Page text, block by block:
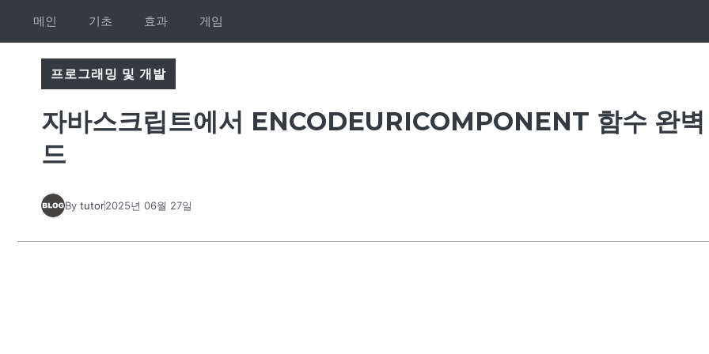
메인 기초 효과 게임
프로그래밍 및 개발
자바스크립트에서 ENCODEURICOMPONENT 함수 완
드
By tutor2025년 06월 27일